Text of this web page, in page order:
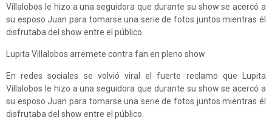
Villalobos le hizo a una seguidora que durante su show se acercó a
su esposo Juan para tomarse una serie de fotos juntos mientras él
disfrutaba del show entre el público.
Lupita Villalobos arremete contra fan en pleno show
En redes sociales se volvió viral el fuerte reclamo que Lupita
Villalobos le hizo a una seguidora que durante su show se acercó a
su esposo Juan para tomarse una serie de fotos juntos mientras él
disfrutaba del show entre el público.